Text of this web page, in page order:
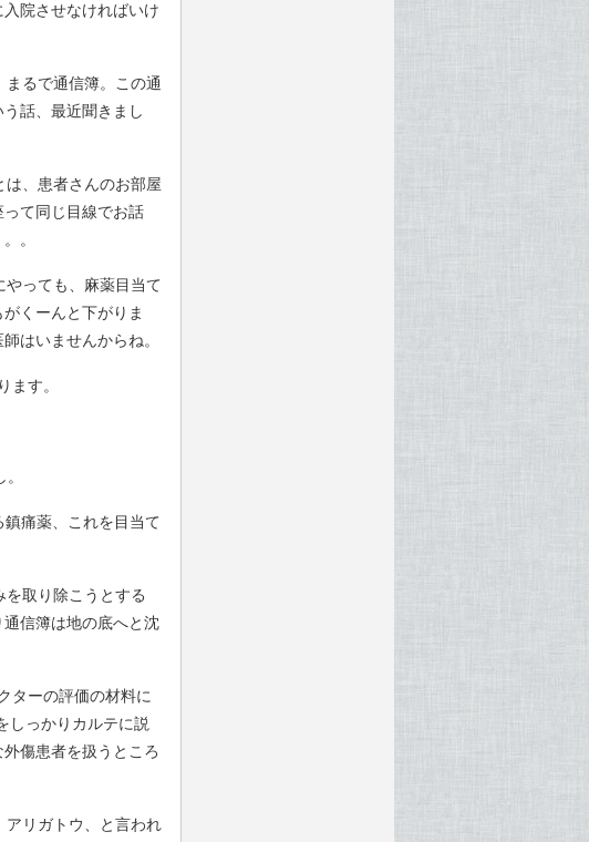
院させなければいけ
るで通信簿。この通
話、最近聞きまし
は、患者さんのお部屋
て同じ目線でお話
。
やっても、麻薬目当て
くーんと下がりま
はいませんからね。
ます。
痛薬、これを目当て
取り除こうとする
信簿は地の底へと沈
ターの評価の材料に
しっかりカルテに説
傷患者を扱うところ
アリガトウ、と言われ